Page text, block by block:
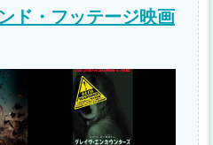
ド・フッテージ映画